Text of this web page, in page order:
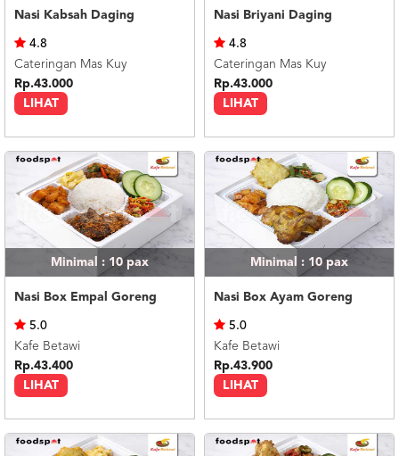
Nasi Kabsah Daging
LIHAT
4.8
Cateringan Mas Kuy
Rp.43.000
Nasi Briyani Daging
LIHAT
4.8
Cateringan Mas Kuy
Rp.43.000
Minimal : 10 pax
Nasi Box Empal Goreng
LIHAT
5.0
Kafe Betawi
Rp.43.400
Minimal : 10pax
Nasi Box Ayam Goreng
LIHAT
5.0
Kafe Betawi
Rp.43.900